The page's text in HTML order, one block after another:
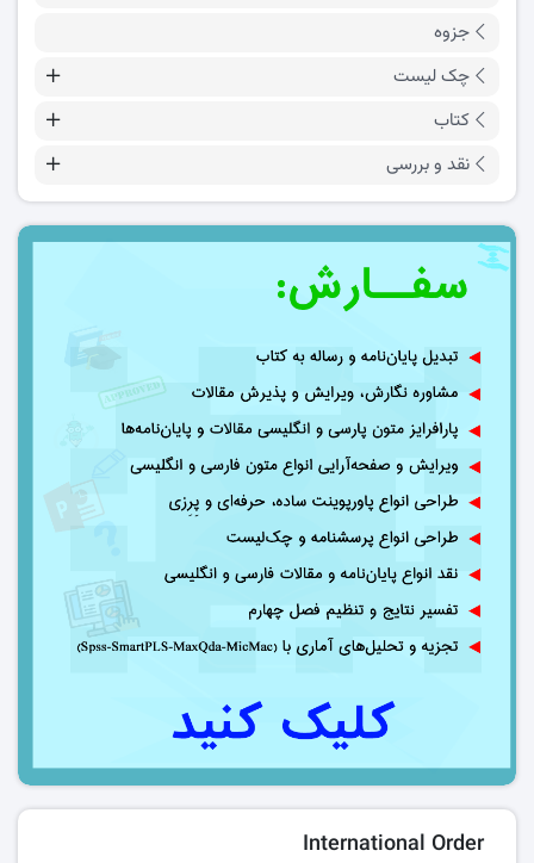
جزوه
چک لیست
کتاب
نقد و بررسی
International Order